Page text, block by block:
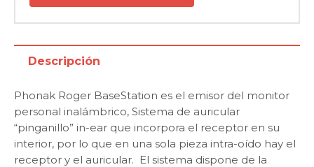
Descripción
Phonak Roger BaseStation es el emisor del monitor
personal inalámbrico, Sistema de auricular
“pinganillo” in-ear que incorpora el receptor en su
interior, por lo que en una sola pieza intra-oído hay el
receptor y el auricular. El sistema dispone de la